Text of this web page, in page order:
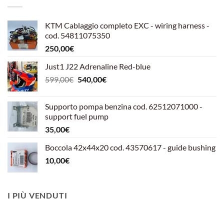
KTM Cablaggio completo EXC - wiring harness -
cod. 54811075350
250,00€
Just1 J22 Adrenaline Red-blue
599,00€ Il
era:
599,00€.
540,00€Il
è:
540,00€.
Supporto pompa benzina cod. 62512071000 -
support fuel pump
35,00€
Boccola 42x44x20 cod. 43570617 - guide bushing
10,00€
I PIÙ VENDUTI